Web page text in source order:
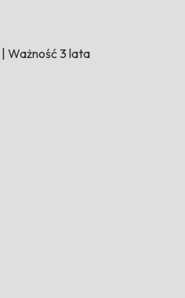
Ważność 3 lata